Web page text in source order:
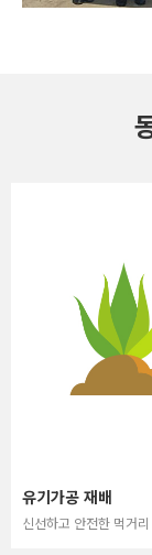
유기가공 재배
신선하고 안전한 먹거리